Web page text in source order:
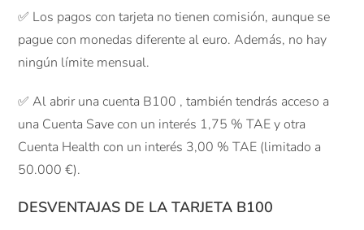
✅ Los pagos con tarjeta no tienen comisión, aunque se
pague con monedas diferente al euro. Además, no hay
ningún límite mensual.
✅ Al abrir una cuenta B100 , también tendrás acceso a
una Cuenta Save con un interés 1,75 % TAE y otra
Cuenta Health con un interés 3,00 % TAE (limitado a
50.000 €).
DESVENTAJAS DE LA TARJETA B100